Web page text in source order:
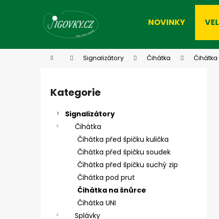
NOVINKY
Domů Signalizátory Čihátka
Přeskočit
kategorie
Kategorie
Signalizátory
Čihátka
Čihátka před špičku kulička
Čihátka před špičku soudek
Čihátka před špičku suchý zip
Čihátka pod prut
Čihátka na šnůrce
Čihátka UNI
Splávky
Zpět
Zpět